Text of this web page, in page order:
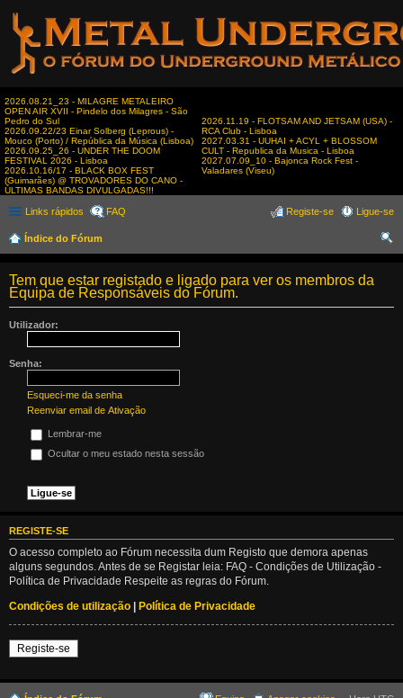
2026.08.21_23 - MILAGRE METALEIRO
OPEN AIR XVII - Pindelo dos Milagres - São
Pedro do Sul
2026.09.22/23 Einar Solberg (Leprous) -
Mouco (Porto) / República da Música (Lisboa)
2026.09.25_26 - UNDER THE DOOM
FESTIVAL 2026 - Lisboa
2026.10.16/17 - BLACK BOX FEST
(Guimarães) @ TROVADORES DO CANO -
ÚLTIMAS BANDAS DIVULGADAS!!!
2026.11.19 - FLOTSAM AND JETSAM (USA) -
RCA Club - Lisboa
2027.03.31 - UUHAI + ACYL + BLOSSOM
CULT - Republica da Musica - Lisboa
2027.07.09_10 - Bajonca Rock Fest -
Valadares (Viseu)
Links rápidos FAQ Ligue-se
Registe-se
Índice do Fórum
Tem que estar registado e ligado para ver os membros da
Equipa de Responsáveis do Fórum.
Utilizador:
Senha:
Esqueci-me da senha
Reenviar email de Ativação
Lembrar-me
Ocultar o meu estado nesta sessão
REGISTE-SE
O acesso completo ao Fórum necessita dum Registo que demora apenas
alguns segundos. Antes de se Registar leia: FAQ - Condições de Utilização -
Política de Privacidade Respeite as regras do Fórum.
Condições de utilização | Política de Privacidade
Registe-se